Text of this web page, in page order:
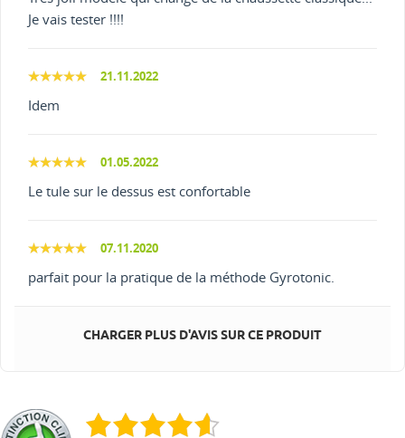
Je vais tester !!!!
21.11.2022
Idem
01.05.2022
Le tule sur le dessus est confortable
07.11.2020
parfait pour la pratique de la méthode Gyrotonic.
CHARGER PLUS D'AVIS SUR CE PRODUIT